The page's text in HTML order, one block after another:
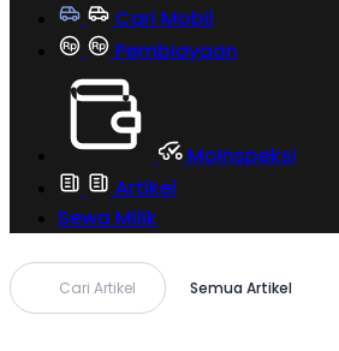
Cari Mobil
Pembiayaan
MoInspeksi
Artikel
Sewa Milik
Cari Artikel Semua Artikel